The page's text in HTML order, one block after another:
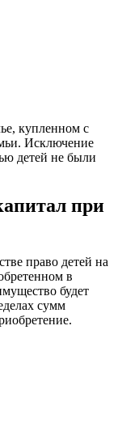
купленном с
Исключение
детей не были
при
право детей на
в
будет
сумм